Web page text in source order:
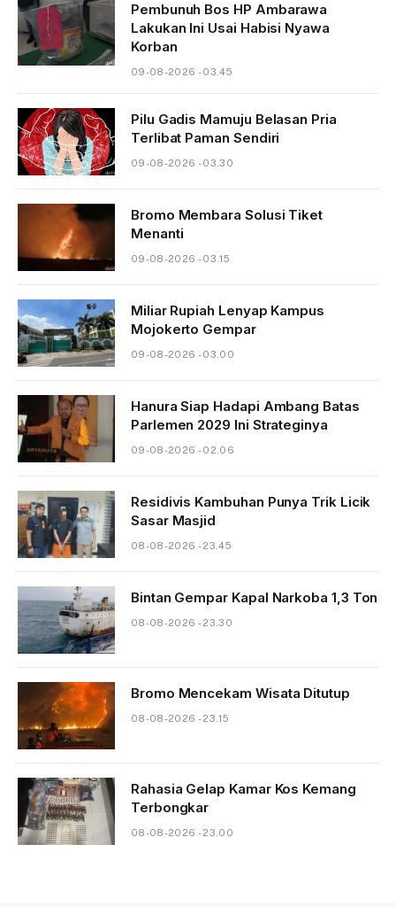
Pembunuh Bos HP Ambarawa
Lakukan Ini Usai Habisi Nyawa
Korban
09-08-2026 - 03.45
Pilu Gadis Mamuju Belasan Pria
Terlibat Paman Sendiri
09-08-2026 - 03.30
Bromo Membara Solusi Tiket
Menanti
09-08-2026 - 03.15
Miliar Rupiah Lenyap Kampus
Mojokerto Gempar
09-08-2026 - 03.00
Hanura Siap Hadapi Ambang Batas
Parlemen 2029 Ini Strateginya
09-08-2026 - 02.06
Residivis Kambuhan Punya Trik Licik
Sasar Masjid
08-08-2026 - 23.45
Bintan Gempar Kapal Narkoba 1,3 Ton
08-08-2026 - 23.30
Bromo Mencekam Wisata Ditutup
08-08-2026 - 23.15
Rahasia Gelap Kamar Kos Kemang
Terbongkar
08-08-2026 - 23.00